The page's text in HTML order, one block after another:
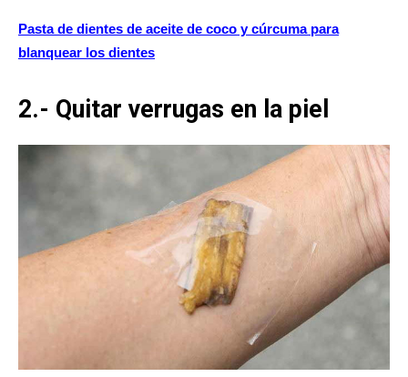
Pasta de dientes de aceite de coco y cúrcuma para
blanquear los dientes
2.- Quitar verrugas en la piel